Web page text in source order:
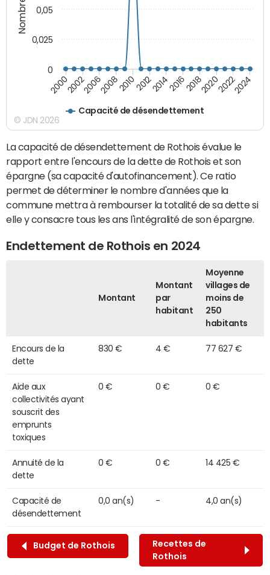
Capacité de désendettement
200020022006200820102012201420162018202020222024
0
0,025
0,05
© JDN 2026
La capacité de désendettement de Rothois évalue le
rapport entre l'encours de la dette de Rothois et son
épargne (sa capacité d'autofinancement). Ce ratio
permet de déterminer le nombre d'années que la
commune mettra à rembourser la totalité de sa dette si
elle y consacre tous les ans l'intégralité de son épargne.
Endettement de Rothois en 2024
Montant
Montant
par
habitant
Moyenne
villages de
moins de
250
habitants
Encours de la
dette
830 € 4 € 77 627 €
Aide aux
collectivités ayant
souscrit des
emprunts
toxiques
0 € 0 € 0 €
Annuité de la
dette
0 € 0 € 14 425 €
Capacité de
désendettement
0,0 an(s) - 4,0 an(s)
Budget de Rothois
Recettes de
Rothois